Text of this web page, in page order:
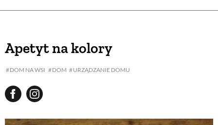
Apetyt na kolory
DOM NA WSI DOM URZĄDZANIE DOMU